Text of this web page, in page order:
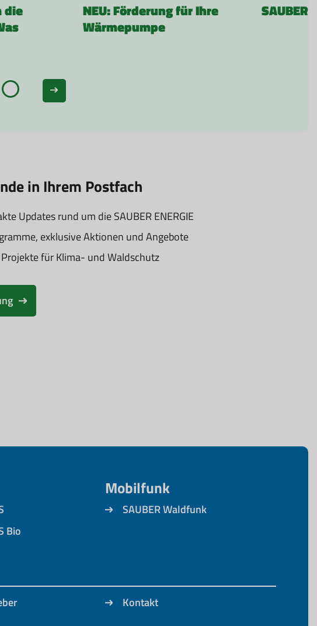
die
NEU: Förderung für Ihre
Wärmepumpe
in Ihrem Postfach
Updates rund um die SAUBER ENERGIE
exklusive Aktionen und Angebote
für Klima- und Waldschutz
Bio
Mobilfunk
SAUBER Waldfunk
Kontakt